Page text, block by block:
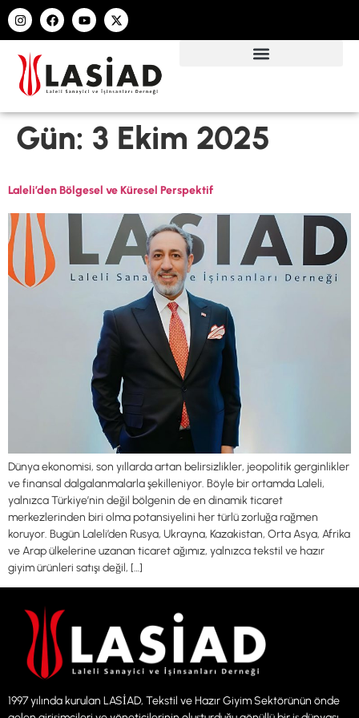
Gün: 3 Ekim 2025
Laleli’den Bölgesel ve Küresel Perspektif
Dünya ekonomisi, son yıllarda artan belirsizlikler, jeopolitik gerginlikler
ve finansal dalgalanmalarla şekilleniyor. Böyle bir ortamda Laleli,
yalnızca Türkiye’nin değil bölgenin de en dinamik ticaret
merkezlerinden biri olma potansiyelini her türlü zorluğa rağmen
koruyor. Bugün Laleli’den Rusya, Ukrayna, Kazakistan, Orta Asya, Afrika
ve Arap ülkelerine uzanan ticaret ağımız, yalnızca tekstil ve hazır
giyim ürünleri satışı değil, […]
1997 yılında kurulan LASİAD, Tekstil ve Hazır Giyim Sektörünün önde